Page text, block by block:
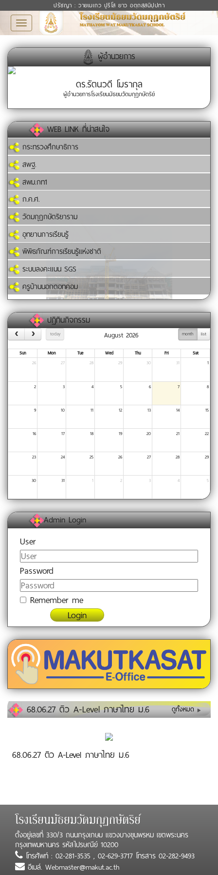
ปรัชญา : วายเมเถว ปุริโส ยาว อตฺถสฺสนิปฺปทา
Toggle
navigation
ผู้อำนวยการ
ดร.รัตนวดี โมรากุล
ผู้อำนวยการโรงเรียนมัธยมวัดมกุฏกษัตริย์
WEB LINK ที่น่าสนใจ
กระทรวงศึกษาธิการ
สพฐ.
สพม.กท1
ก.ค.ศ.
วัดมกุฏกษัตริยาราม
อุทยานการเรียนรู้
พิพิธภัณฑ์การเรียนรู้แห่งชาติ
ระบบลงคะแนน SGS
ครูบ้านนอกดอทคอม
ปฏิทินกิจกรรม
today month list
August 2026
Sun Mon Tue Wed Thu Fri
Sat
26
27 28 29 30 31 1
2 3 4 5 6 7 8
9 10 11 12 13 14 15
16 17 18 19 20 21 22
23 24 25 26 27 28 29
30 31 1 2 3 4 5
Admin Login
User
Password
Remember me
Login
68.06.27 ติว A-Level ภาษาไทย ม.6 ดูทั้งหมด
68.06.27 ติว A-Level ภาษาไทย ม.6
โรงเรียนมัธยมวัดมกุฏกษัตริย์
ตั้งอยู่เลขที่ 330/3 ถนนกรุงเกษม แขวงบางขุนพรหม เขตพระนคร
กรุงเทพมหานคร รหัสไปรษณีย์ 10200
โทรศัพท์ : 02-281-3535 , 02-629-3717 โทรสาร 02-282-9493
อีเมล์. Webmaster@makut.ac.th